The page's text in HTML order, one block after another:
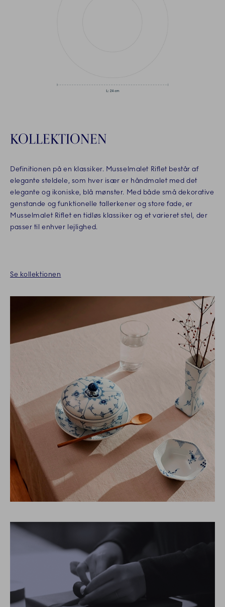
KOLLEKTIONEN
Definitionen på en klassiker. Musselmalet Riflet består af
elegante steldele, som hver især er håndmalet med det
elegante og ikoniske, blå mønster. Med både små dekorative
genstande og funktionelle tallerkener og store fade, er
Musselmalet Riflet en tidløs klassiker og et varieret stel, der
passer til enhver lejlighed.
Se kollektionen